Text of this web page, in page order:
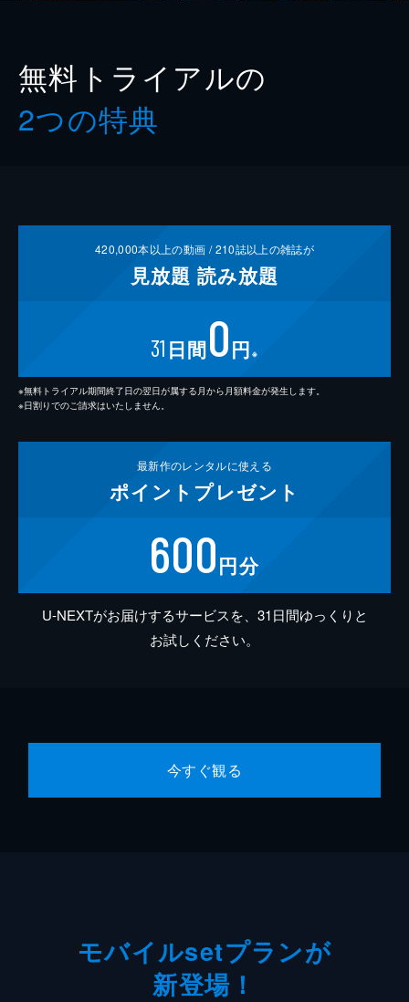
無料トライアルの
2つの特典
420,000本以上の動画 /210誌以上の雑誌が
見放題 読み放題
31 日間0円 ※
※無料トライアル期間終了日の翌日が属する月から月額料金が発生します。
※日割りでのご請求はいたしません。
最新作のレンタルに使える
ポイント プレゼント
600円分
U-NEXTがお届けするサービスを、31日間ゆっくりと
お試しください。
今すぐ観る
モバイルsetプランが
新登場！